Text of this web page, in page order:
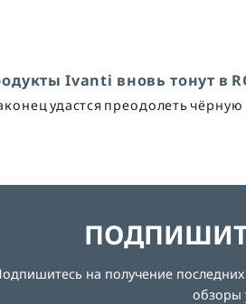
Ivanti вновь тонут в
удастся преодолеть
на получение
обзоры